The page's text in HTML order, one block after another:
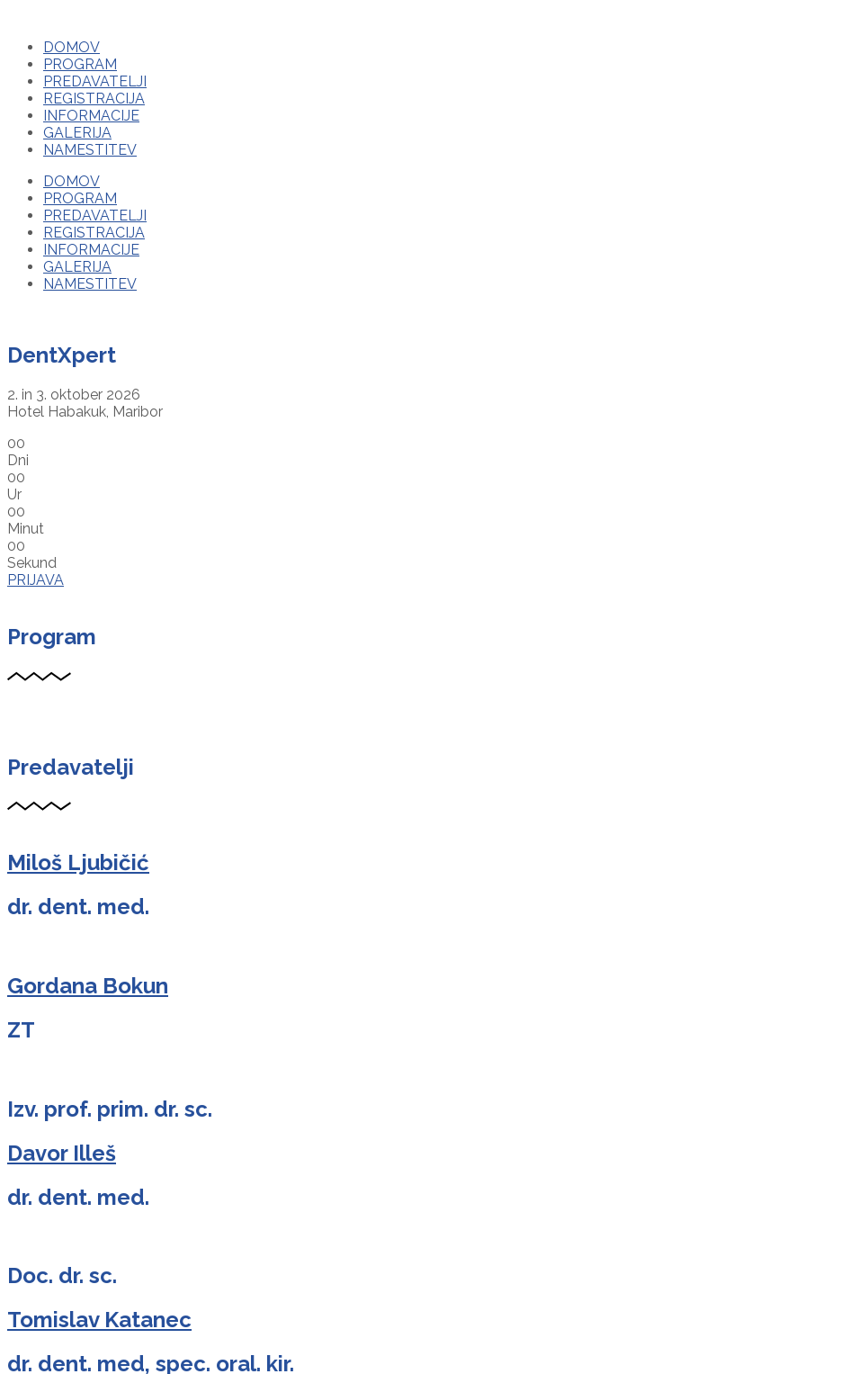
DOMOV
PROGRAM
PREDAVATELJI
REGISTRACIJA
INFORMACIJE
GALERIJA
NAMESTITEV
DOMOV
PROGRAM
PREDAVATELJI
REGISTRACIJA
INFORMACIJE
GALERIJA
NAMESTITEV
DentXpert
2. in 3. oktober 2026
Hotel Habakuk, Maribor
00
Dni
00
Ur
00
Minut
00
Sekund
PRIJAVA
Program
Predavatelji
Miloš Ljubičić
dr. dent. med.
Gordana Bokun
ZT
Izv. prof. prim. dr. sc.
Davor Illeš
dr. dent. med.
Doc. dr. sc.
Tomislav Katanec
dr. dent. med, spec. oral. kir.